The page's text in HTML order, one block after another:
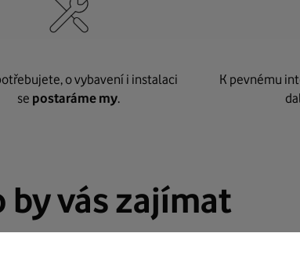
o vybavení i instalaci
se postaráme my.
K pevnému
by vás zajímat